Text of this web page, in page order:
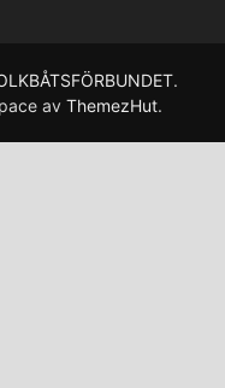
.
av ThemezHut.